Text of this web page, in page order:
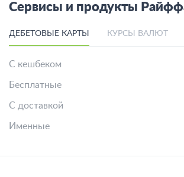
Сервисы и продукты
ДЕБЕТОВЫЕ КАРТЫ КУРСЫ ВАЛЮТ
С кешбеком
Бесплатные
С доставкой
Именные